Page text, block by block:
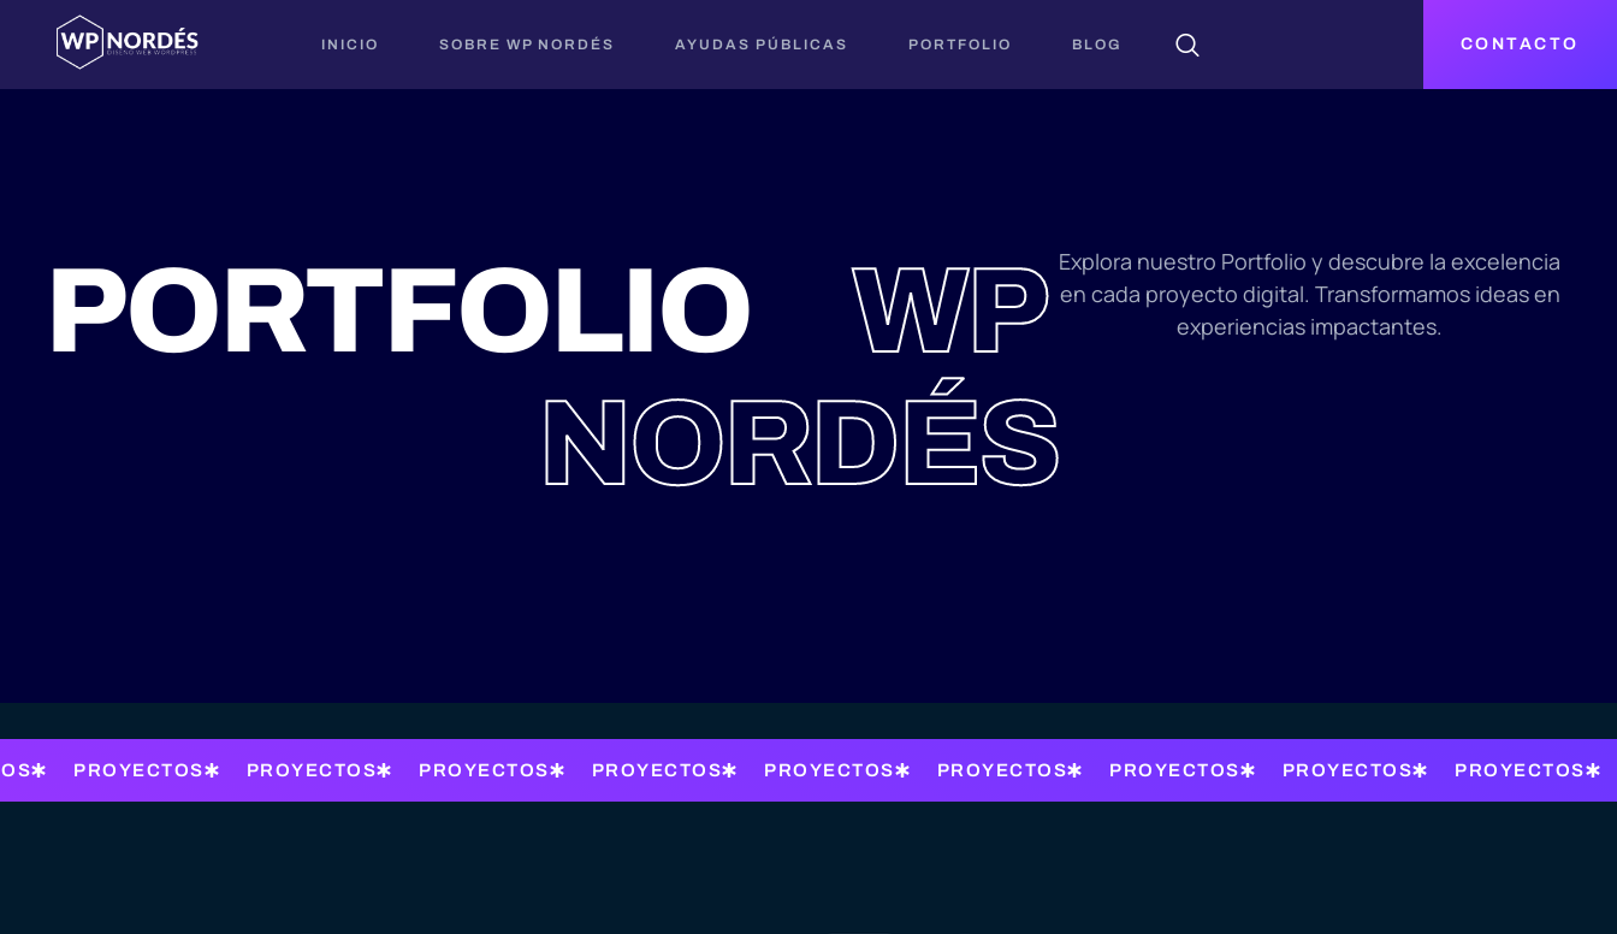
INICIO SOBRE WP NORDÉS AYUDAS PÚBLICAS PORTFOLIO BLOG CONTACTO
PORTFOLIO
WP
NORDÉS
Explora nuestro Portfolio y descubre la excelencia
en cada proyecto digital. Transformamos ideas en
experiencias impactantes.
PROYECTOS PROYECTOS PROYECTOS PROYECTOS PROYECTOS PROYECTOS PROYECTOS PROYECTOS PROYECTOS